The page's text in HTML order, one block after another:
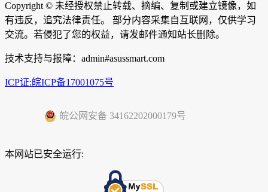
Copyright © 未经授权禁止转载、摘编、复制或建立镜像，如
有违反，追究法律责任。 部分内容采集自互联网，仅供学习
交流。若侵犯了您的权益，请发邮件通知站长删除。
技术支持与报障：admin#asussmart.com
ICP证:皖ICP备17001075号
皖公网安备 34162202000179号
本网站已安全运行: